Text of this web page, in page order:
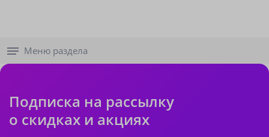
Меню раздела
Подписка на рассылку
о скидках и акциях